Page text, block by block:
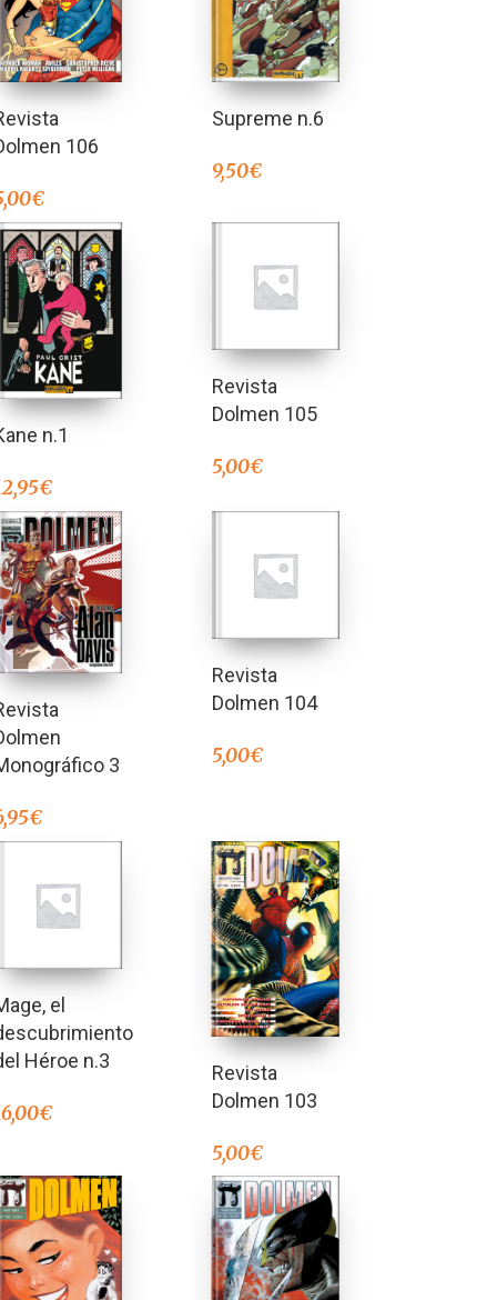
106
€
Supreme n.6
9,50€
n.1
€
Revista
Dolmen 105
5,00€
3
€
Revista
Dolmen 104
5,00€
el
Héroe n.3
€
Revista
Dolmen 103
5,00€